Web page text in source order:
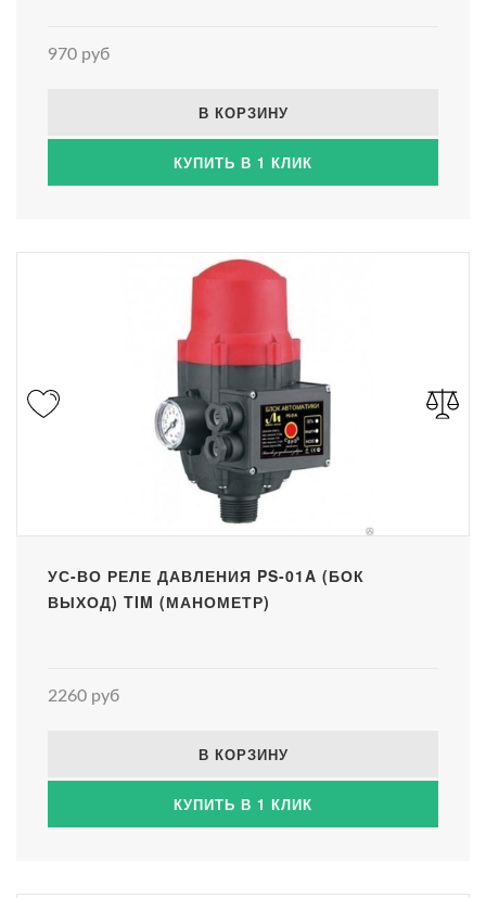
970 руб
В КОРЗИНУ
КУПИТЬ В 1 КЛИК
УС-ВО РЕЛЕ ДАВЛЕНИЯ PS-01A (БОК
ВЫХОД) TIM (МАНОМЕТР)
2260 руб
В КОРЗИНУ
КУПИТЬ В 1 КЛИК